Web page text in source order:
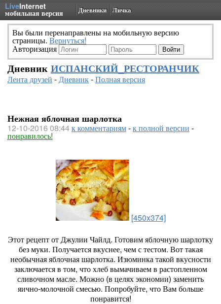
LiveInternet
мобильная версия Дневники Личка
Вы были перенаправлены на мобильную версию
страницы. Вернуться!
Авторизация
Дневник ИСПАНСКИЙ_РЕСТОРАНЧИК
Лента друзей -Дневник-Полная версия
Нежная яблочная шарлотка
12-10-2016 08:44к комментариям-к полной версии -
понравилось!
[450x374]
Этот рецепт от Джулии Чайлд. Готовим яблочную шарлотку
без муки. Получается вкуснее, чем с тестом. Вот такая
необычная яблочная шарлотка. Изюминка такой вкусности
заключается в том, что хлеб вымачиваем в растопленном
сливочном масле. Можно (в целях экономии) заменить
яично-молочной смесью. Попробуйте, что Вам больше
понравится!